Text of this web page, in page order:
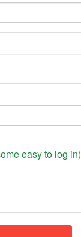
easy to log in)